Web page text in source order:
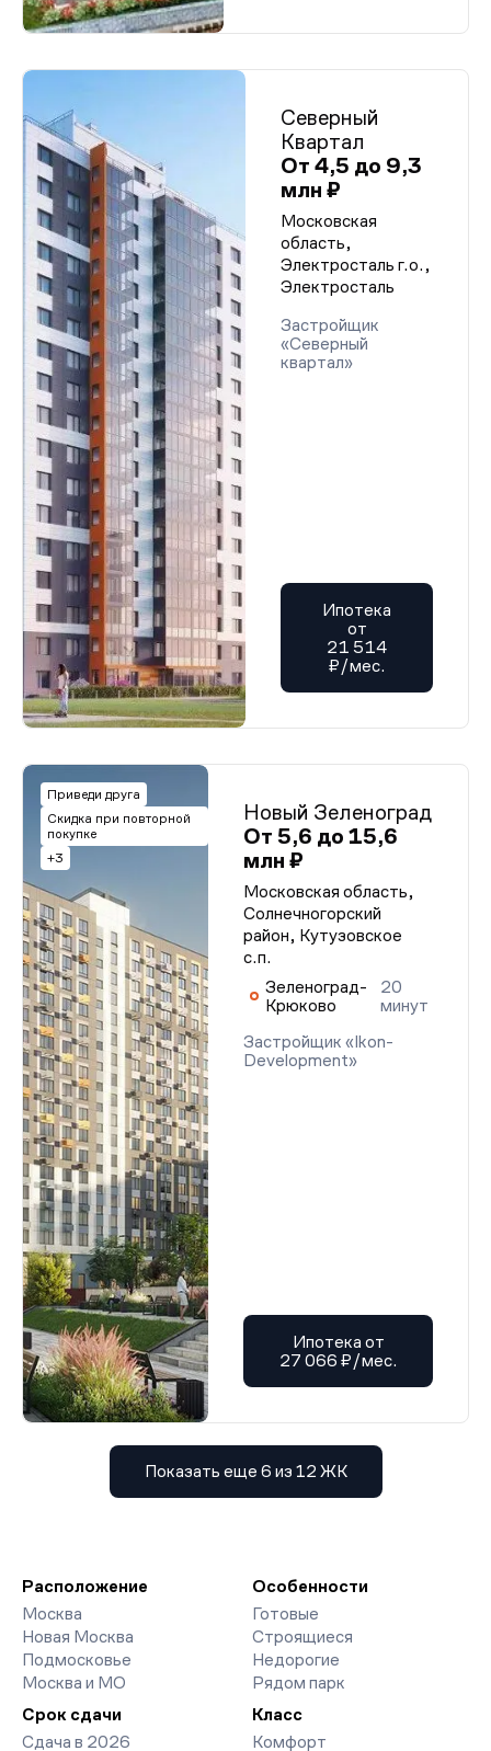
Северный
Квартал
От 4,5 до 9,3
млн ₽
Московская
область,
Электросталь г.о.,
Электросталь
Застройщик
«Северный
квартал»
Ипотека
от
21 514
₽/мес.
Приведи друга
Скидка при повторной
покупке
+3
Новый Зеленоград
От 5,6 до 15,6
млн ₽
Московская область,
Солнечногорский
район, Кутузовское
с.п.
Зеленоград-
Крюково
20
минут
Застройщик «Ikon-
Development»
Ипотека от
27 066 ₽/мес.
Показать еще 6 из 12 ЖК
Расположение
Москва
Новая Москва
Подмосковье
Москва и МО
Особенности
Готовые
Строящиеся
Недорогие
Рядом парк
Срок сдачи
Сдача в 2026
Класс
Комфорт